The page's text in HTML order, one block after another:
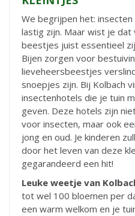
We begrijpen het:
lastig zijn. Maar wist je dat
beestjes juist essentieel
Bijen zorgen voor
lieveheersbeestjes
snoepjes zijn. Bij Kolbach
insectenhotels die je tuin
geven. Deze hotels zijn
voor insecten, maar ook
jong en oud. Je kinderen
door het leven van deze
gegarandeerd een hit!
Leuke weetje van
tot wel 100 bloemen per
een warm welkom en je